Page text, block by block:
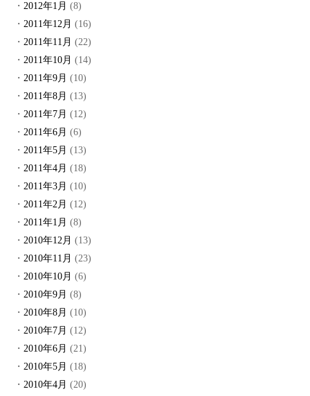
2012年1月 (8)
2011年12月 (16)
2011年11月 (22)
2011年10月 (14)
2011年9月 (10)
2011年8月 (13)
2011年7月 (12)
2011年6月 (6)
2011年5月 (13)
2011年4月 (18)
2011年3月 (10)
2011年2月 (12)
2011年1月 (8)
2010年12月 (13)
2010年11月 (23)
2010年10月 (6)
2010年9月 (8)
2010年8月 (10)
2010年7月 (12)
2010年6月 (21)
2010年5月 (18)
2010年4月 (20)